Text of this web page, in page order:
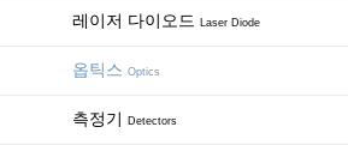
레이저 다이오드 Laser Diode
옵틱스 Optics
측정기 Detectors